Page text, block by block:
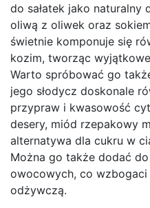
do sałatek jako naturalny
oliwą z oliwek oraz
świetnie komponuje się
kozim, tworząc
Warto spróbować go
jego słodycz doskonale
przypraw i kwasowość
desery, miód rzepakowy
alternatywa dla cukru w
Można go także dodać
owocowych, co
odżywczą.